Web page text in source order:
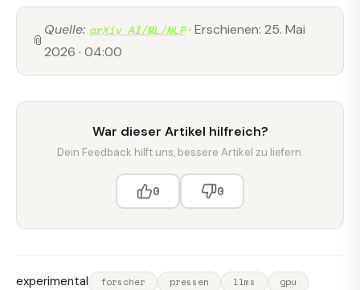
📎
Quelle: arXiv AI/ML/NLP· Erschienen: 25. Mai
2026 · 04:00
War dieser Artikel hilfreich?
Dein Feedback hilft uns, bessere Artikel zu liefern.
0 0
experimental forscher pressen llms gpu